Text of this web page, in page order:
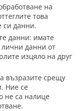
на
това
си данни.
данни: имате
данни от
изцяло на друг
възразите срещу
Ние се
не са налице